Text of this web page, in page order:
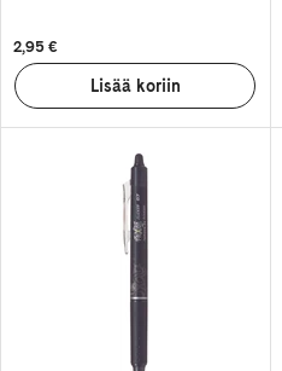
2,95 €